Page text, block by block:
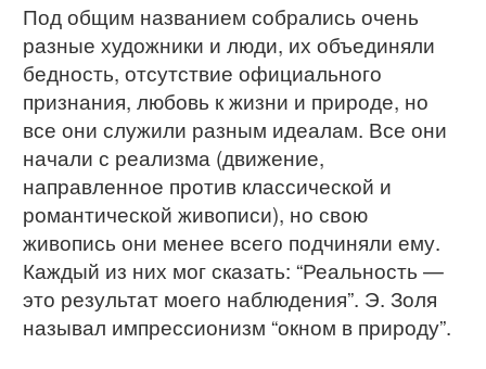
Под общим названием собрались очень
разные художники и люди, их объединяли
бедность, отсутствие официального
признания, любовь к жизни и природе, но
все они служили разным идеалам. Все они
начали с реализма (движение,
направленное против классической и
романтической живописи), но свою
живопись они менее всего подчиняли ему.
Каждый из них мог сказать: “Реальность —
это результат моего наблюдения”. Э. Золя
называл импрессионизм “окном в природу”.